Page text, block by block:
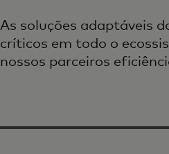
As soluções adaptáveis
críticos em todo o
nossos parceiros